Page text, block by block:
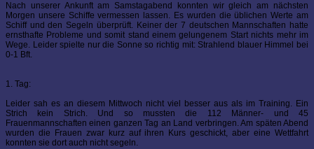
Nach unserer Ankunft am Samstagabend konnten wir gleich am nächsten
Morgen unsere Schiffe vermessen lassen. Es wurden die üblichen Werte am
Schiff und den Segeln überprüft. Keiner der 7 deutschen Mannschaften hatte
ernsthafte Probleme und somit stand einem gelungenem Start nichts mehr im
Wege. Leider spielte nur die Sonne so richtig mit: Strahlend blauer Himmel bei
0-1 Bft.
1. Tag:
Leider sah es an diesem Mittwoch nicht viel besser aus als im Training. Ein
Strich kein Strich. Und so mussten die 112 Männer- und 45
Frauenmannschaften einen ganzen Tag an Land verbringen. Am späten Abend
wurden die Frauen zwar kurz auf ihren Kurs geschickt, aber eine Wettfahrt
konnten sie dort auch nicht segeln.